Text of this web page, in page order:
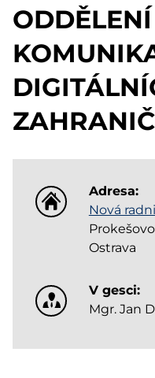
ODDĚLENÍ
Adresa:
Nová
Ostrava
V gesci:
Mgr. Jan